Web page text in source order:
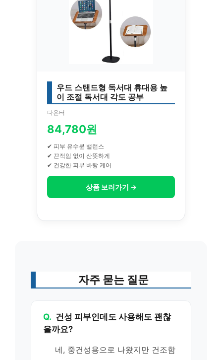
우드 스탠드형 독서대 휴대용 높
이 조절 독서대 각도 공부
다온터
84,780원
✔ 피부 유수분 밸런스
✔ 끈적임 없이 산뜻하게
✔ 건강한 피부 바탕 케어
상품 보러가기 →
자주 묻는 질문
Q. 건성 피부인데도 사용해도 괜찮
을까요?
네, 중건성용으로 나왔지만 건조함